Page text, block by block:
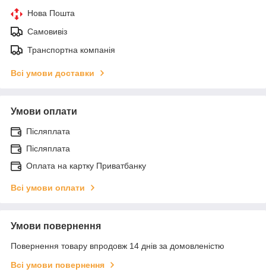
Нова Пошта
Самовивіз
Транспортна компанія
Всі умови доставки
Умови оплати
Післяплата
Післяплата
Оплата на картку Приватбанку
Всі умови оплати
Умови повернення
Повернення товару впродовж 14 днів за домовленістю
Всі умови повернення